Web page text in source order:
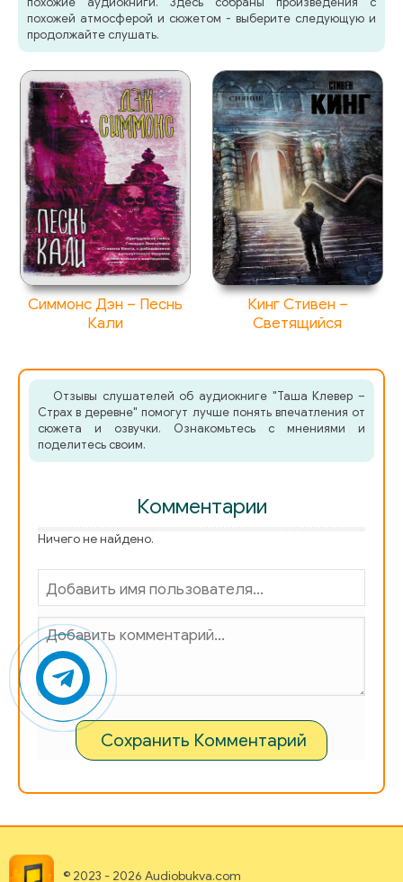
похожей атмосферой и сюжетом - выберите следующую и
продолжайте слушать.
Симмонс Дэн – Песнь
Кали
Кинг Стивен –
Светящийся
Отзывы слушателей об аудиокниге "Таша Клевер –
Страх в деревне" помогут лучше понять впечатления от
сюжета и озвучки. Ознакомьтесь с мнениями и
поделитесь своим.
Комментарии
Ничего не найдено.
Сохранить Комментарий
© 2023 - 2026 Audiobukva.com